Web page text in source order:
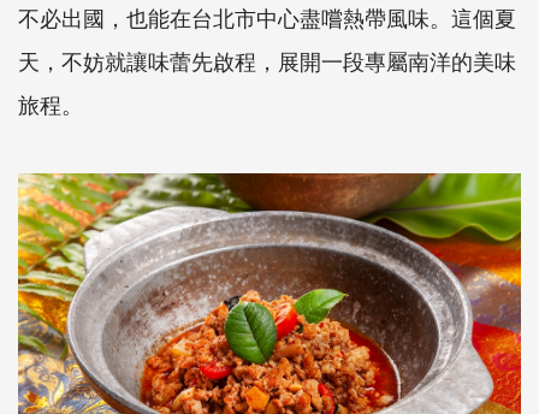
不必出國，也能在台北市中心盡嚐熱帶風味。這個夏
天，不妨就讓味蕾先啟程，展開一段專屬南洋的美味
旅程。